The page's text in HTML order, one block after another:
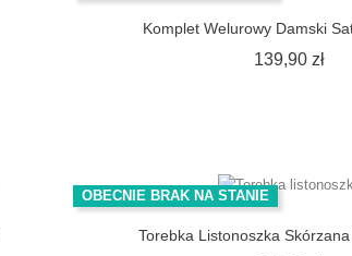
Komplet Welurowy Damski
139,90 zł
OBECNIE BRAK NA STANIE
Torebka Listonoszka